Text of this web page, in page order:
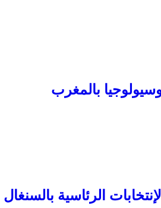
بالمغرب
الرئاسية بالسنغال